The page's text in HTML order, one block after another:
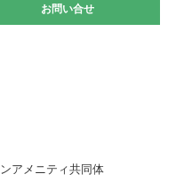
催☆
大会が開催されました
お問い合せ
お問い合せ
アメニティ共同体